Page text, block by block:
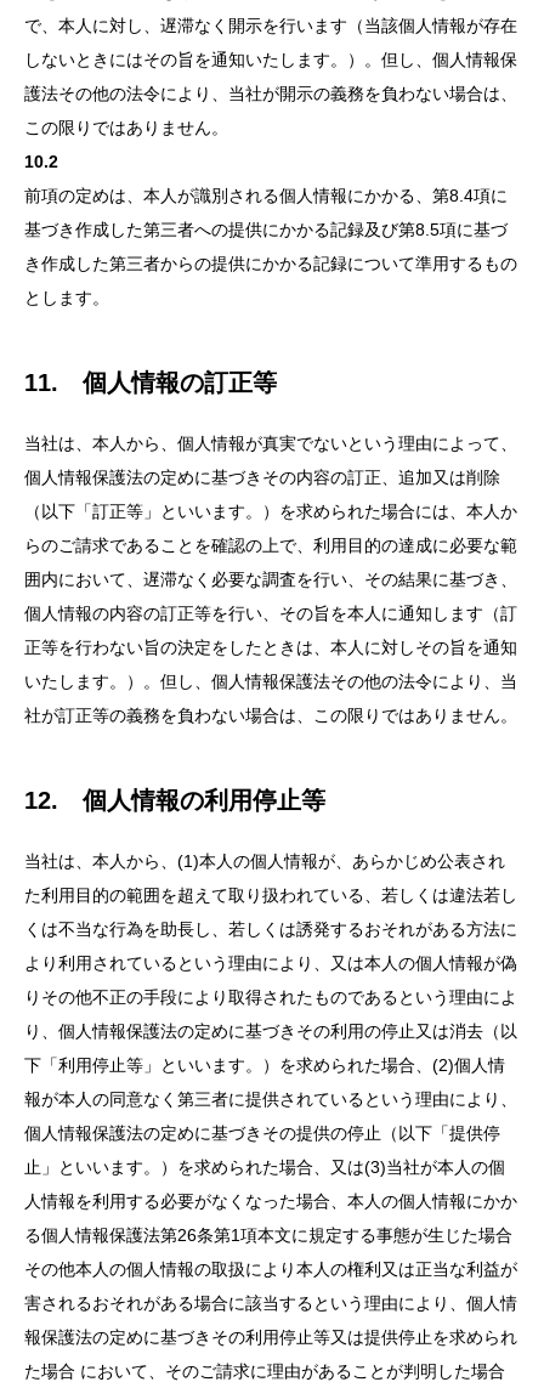
で、本人に対し、遅滞なく開示を行います（当該個人情報が存在
しないときにはその旨を通知いたします。）。但し、個人情報保
護法その他の法令により、当社が開示の義務を負わない場合は、
この限りではありません。
10.2
前項の定めは、本人が識別される個人情報にかかる、第8.4項に
基づき作成した第三者への提供にかかる記録及び第8.5項に基づ
き作成した第三者からの提供にかかる記録について準用するもの
とします。
11. 個人情報の訂正等
当社は、本人から、個人情報が真実でないという理由によって、
個人情報保護法の定めに基づきその内容の訂正、追加又は削除
（以下「訂正等」といいます。）を求められた場合には、本人か
らのご請求であることを確認の上で、利用目的の達成に必要な範
囲内において、遅滞なく必要な調査を行い、その結果に基づき、
個人情報の内容の訂正等を行い、その旨を本人に通知します（訂
正等を行わない旨の決定をしたときは、本人に対しその旨を通知
いたします。）。但し、個人情報保護法その他の法令により、当
社が訂正等の義務を負わない場合は、この限りではありません。
12. 個人情報の利用停止等
当社は、本人から、(1)本人の個人情報が、あらかじめ公表され
た利用目的の範囲を超えて取り扱われている、若しくは違法若し
くは不当な行為を助長し、若しくは誘発するおそれがある方法に
より利用されているという理由により、又は本人の個人情報が偽
りその他不正の手段により取得されたものであるという理由によ
り、個人情報保護法の定めに基づきその利用の停止又は消去（以
下「利用停止等」といいます。）を求められた場合、(2)個人情
報が本人の同意なく第三者に提供されているという理由により、
個人情報保護法の定めに基づきその提供の停止（以下「提供停
止」といいます。）を求められた場合、又は(3)当社が本人の個
人情報を利用する必要がなくなった場合、本人の個人情報にかか
る個人情報保護法第26条第1項本文に規定する事態が生じた場合
その他本人の個人情報の取扱により本人の権利又は正当な利益が
害されるおそれがある場合に該当するという理由により、個人情
報保護法の定めに基づきその利用停止等又は提供停止を求められ
た場合 において、そのご請求に理由があることが判明した場合